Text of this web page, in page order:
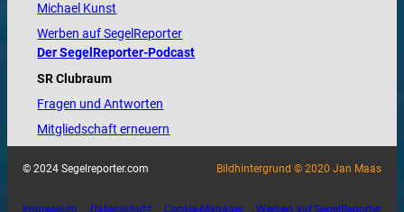
Michael Kunst
Werben auf SegelReporter
Der SegelReporter-Podcast
SR Clubraum
Fragen und Antworten
Mitgliedschaft erneuern
© 2024 Segelreporter.com Bildhintergrund © 2020 Jan Maas
Impressum Datenschutz Cookie-Manager Werben auf SegelReporter